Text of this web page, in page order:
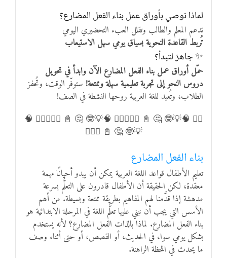
لماذا نوصي بأوراق عمل بناء الفعل المضارع؟
تدعم المعلم والطالب وتقلل العبء التحضيري اليومي
تُربط القاعدة النحوية بسياق يومي سهل الاستيعاب
✨ جاهز لتبدأ؟
حمّل أوراق عمل بناء الفعل المضارع الآن وابدأ في تحويل
دروس النحو إلى تجربة تعليمية سهلة وممتعة! ستوفّر الوقت، وتُحفز
الطلاب، وتُعيد للغة العربية روحها النشطة في الصف!
✍🏻 🧠💡🤓 🤔 📓 ✍🏻💡✍🏻 🧠💡🤓 🤔 📓 ✍🏻💡✍🏻 🧠
💡🤓 🤔 📓 ✍🏻💡
بناء الفعل المضارع
تعليم الأطفال قواعد اللغة العربية يمكن أن يبدو أحيانًا مهمة
معقدة، لكن الحقيقة أن الأطفال قادرون على التعلُّم بسرعة
مدهشة إذا قدَّمنا لهم المفاهيم بطريقة ممتعة وبسيطة. من أهم
الأسس التي يجب أن نبني عليها تعلُّم اللغة في المرحلة الابتدائية هو
بناء الفعل المضارع. لماذا بالذات الفعل المضارع؟ لأنه يستخدم
بشكل يومي سواء في الحديث، أو القصص، أو حتى أثناء وصف
ما يحدث في اللحظة الراهنة.